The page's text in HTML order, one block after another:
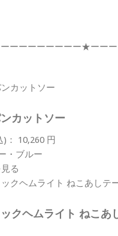
ーーーーーーーー★ーー
カットソー
： 10,260 円
・ブルー
クヘムライト ねこあ